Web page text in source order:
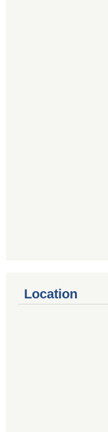
Location